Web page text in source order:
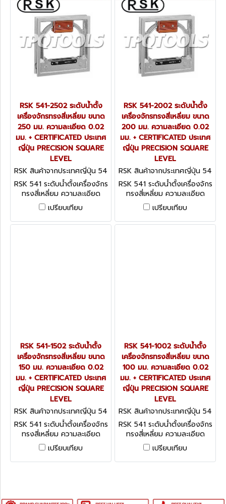
RSK 541-2502 ระดับน้ำตั้ง
เครื่องจักรทรงสี่เหลี่ยม ขนาด
250 มม. ความละเอียด 0.02
มม. + CERTIFICATED ประเทศ
ญี่ปุ่น PRECISION SQUARE
LEVEL
RSK สินค้าจากประเทศญี่ปุ่น 54
1-2502
RSK 541 ระดับน้ำตั้งเครื่องจักร
ทรงสี่เหลี่ยม ความละเอียด
0.02 มม. + CERTIFICATED
ประเทศญี่ปุ่น PRECISION
SQUARE LEVEL
เปรียบเทียบ
RSK 541-2002 ระดับน้ำตั้ง
เครื่องจักรทรงสี่เหลี่ยม ขนาด
200 มม. ความละเอียด 0.02
มม. + CERTIFICATED ประเทศ
ญี่ปุ่น PRECISION SQUARE
LEVEL
RSK สินค้าจากประเทศญี่ปุ่น 54
1-2002
RSK 541 ระดับน้ำตั้งเครื่องจักร
ทรงสี่เหลี่ยม ความละเอียด
0.02 มม. + CERTIFICATED
ประเทศญี่ปุ่น PRECISION
SQUARE LEVEL
เปรียบเทียบ
RSK 541-1502 ระดับน้ำตั้ง
เครื่องจักรทรงสี่เหลี่ยม ขนาด
150 มม. ความละเอียด 0.02
มม. + CERTIFICATED ประเทศ
ญี่ปุ่น PRECISION SQUARE
LEVEL
RSK สินค้าจากประเทศญี่ปุ่น 54
1-1502
RSK 541 ระดับน้ำตั้งเครื่องจักร
ทรงสี่เหลี่ยม ความละเอียด
0.02 มม. + CERTIFICATED
ประเทศญี่ปุ่น PRECISION
SQUARE LEVEL
เปรียบเทียบ
RSK 541-1002 ระดับน้ำตั้ง
เครื่องจักรทรงสี่เหลี่ยม ขนาด
100 มม. ความละเอียด 0.02
มม. + CERTIFICATED ประเทศ
ญี่ปุ่น PRECISION SQUARE
LEVEL
RSK สินค้าจากประเทศญี่ปุ่น 54
1-1002
RSK 541 ระดับน้ำตั้งเครื่องจักร
ทรงสี่เหลี่ยม ความละเอียด
0.02 มม. + CERTIFICATED
ประเทศญี่ปุ่น PRECISION
SQUARE LEVEL
เปรียบเทียบ